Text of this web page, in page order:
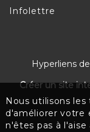
Infolettre
Hyperliens
Créer un site
Nous utilisons
d'améliorer votre
n'êtes pas à